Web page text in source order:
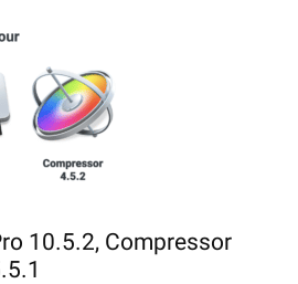
10.5.2, Compressor